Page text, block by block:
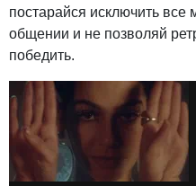
постарайся исключить все
общении и не позволяй
победить.